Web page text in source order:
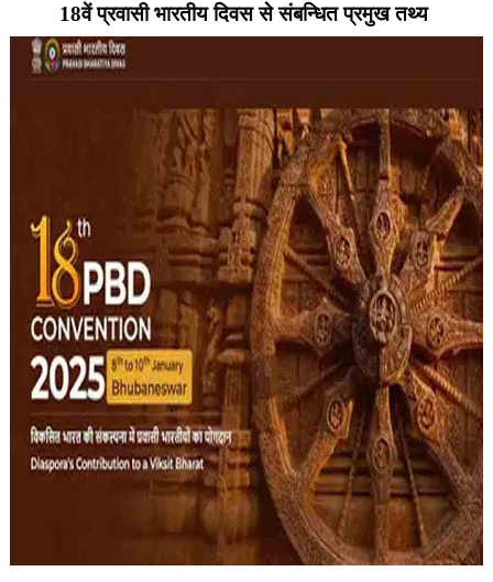
18वें प्रवासी भारतीय दिवस से संबन्धित प्रमुख तथ्य